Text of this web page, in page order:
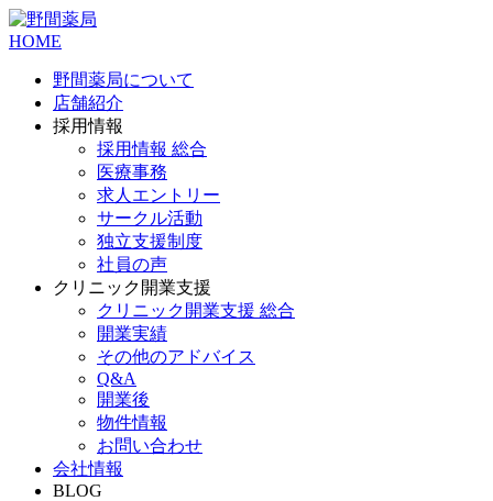
HOME
野間薬局について
店舗紹介
採用情報
採用情報 総合
医療事務
求人エントリー
サークル活動
独立支援制度
社員の声
クリニック開業支援
クリニック開業支援 総合
開業実績
その他のアドバイス
Q&A
開業後
物件情報
お問い合わせ
会社情報
BLOG